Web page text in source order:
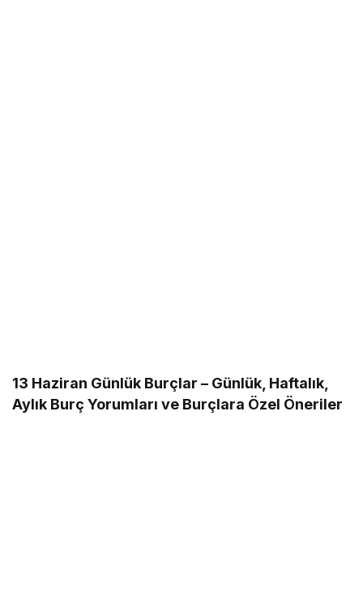
13 Haziran Günlük Burçlar – Günlük, Haftalık,
Aylık Burç Yorumları ve Burçlara Özel Öneriler